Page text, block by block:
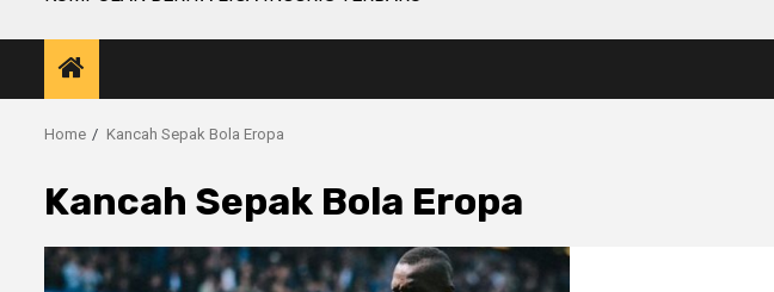
Home Kancah Sepak Bola Eropa
Kancah Sepak Bola Eropa